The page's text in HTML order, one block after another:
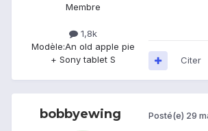
Membre
1,8k
Modèle:An old apple pie
+ Sony tablet S
Citer
bobbyewing Posté(e) 29